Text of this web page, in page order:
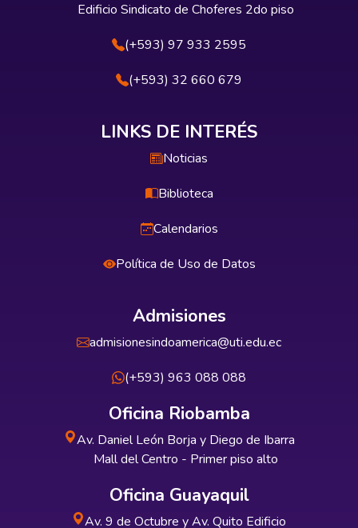
Edificio Sindicato de Choferes 2do piso
(+593) 97 933 2595
(+593) 32 660 679
LINKS DE INTERÉS
Noticias
Biblioteca
Calendarios
Política de Uso de Datos
Admisiones
admisionesindoamerica@uti.edu.ec
(+593) 963 088 088
Oficina Riobamba
Av. Daniel León Borja y Diego de Ibarra
Mall del Centro - Primer piso alto
Oficina Guayaquil
Av. 9 de Octubre y Av. Quito Edificio